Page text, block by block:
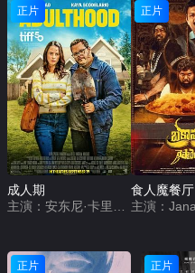
正片
成人期
正片
食人魔餐厅
正片 正片